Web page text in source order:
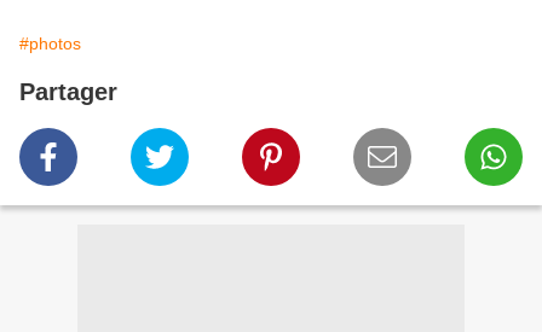
#photos
Partager